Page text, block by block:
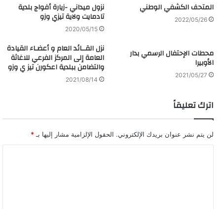
ك
المتحف الكشفي الوطني
2022/05/26
نزول ميداني -زيارة أفواج بلدية
تادمايت ولاية تيزي وزو
2020/05/15
محطات الإحتفال الرسمي بدار
الأوبيرا
2021/05/27
نزل القــائد العام و أعضـاء القيادة
العامة إلى المركز الفرعي للاغاثة
والتضامن ببلدية اعكورن تيز ي وزو
2021/08/14
اترك تعليقاً
لن يتم نشر عنوان بريدك الإلكتروني. الحقول الإلزامية مشار إليها بـ *